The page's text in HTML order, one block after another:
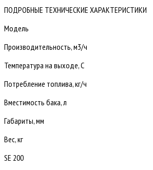
ПОДРОБНЫЕ ТЕХНИЧЕСКИЕ ХАРАКТЕРИСТИКИ
Модель
Производительность, м3/ч
Температура на выходе, С
Потребление топлива, кг/ч
Вместимость бака, л
Габариты, мм
Вес, кг
SE 200